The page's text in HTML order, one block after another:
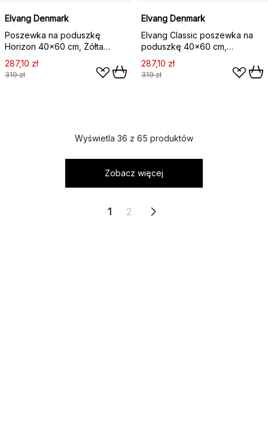
Elvang Denmark
Poszewka na poduszkę
Horizon 40x60 cm, Żółta
ochra
287,10 zł
319 zł
Elvang Denmark
Elvang Classic poszewka na
poduszkę 40x60 cm,
jasnoszary
287,10 zł
319 zł
Wyświetla 36 z 65 produktów
Zobacz więcej
1 2